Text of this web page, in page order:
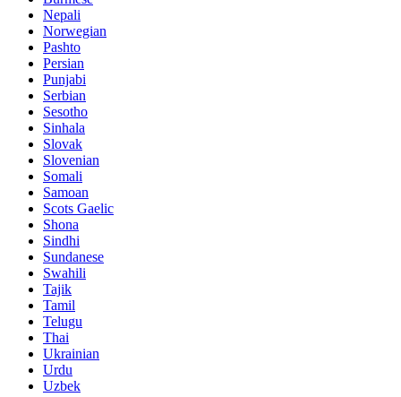
Nepali
Norwegian
Pashto
Persian
Punjabi
Serbian
Sesotho
Sinhala
Slovak
Slovenian
Somali
Samoan
Scots Gaelic
Shona
Sindhi
Sundanese
Swahili
Tajik
Tamil
Telugu
Thai
Ukrainian
Urdu
Uzbek